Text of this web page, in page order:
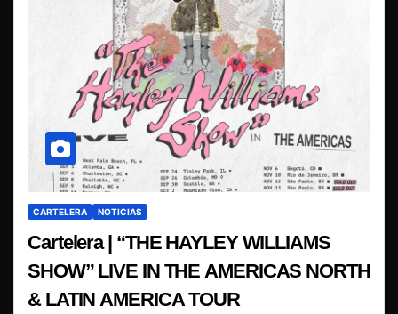
CARTELERA NOTICIAS
Cartelera | “THE HAYLEY WILLIAMS
SHOW” LIVE IN THE AMERICAS NORTH
& LATIN AMERICA TOUR